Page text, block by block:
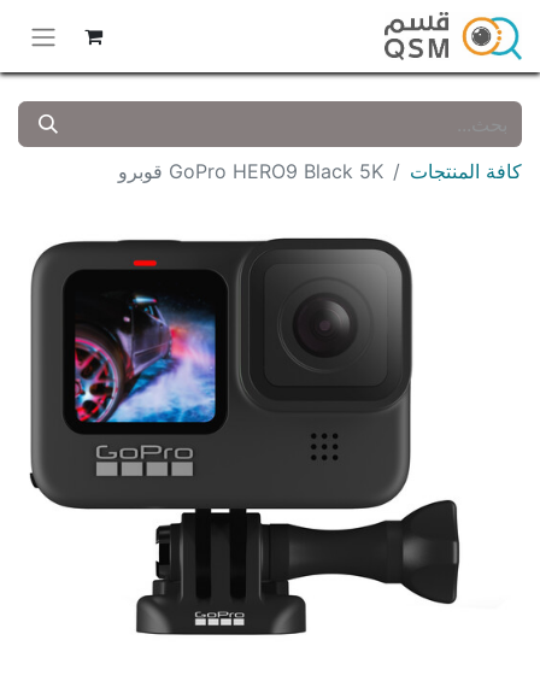
كافة المنتجات GoPro HERO9 Black 5K قوبرو